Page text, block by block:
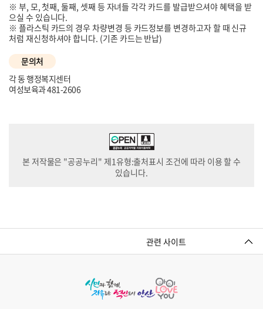
※ 부, 모, 첫째, 둘째, 셋째 등 자녀들 각각 카드를 발급받으셔야 혜택을 받
으실 수 있습니다.
※ 플라스틱 카드의 경우 차량변경 등 카드정보를 변경하고자 할 때 신규
처럼 재신청하셔야 합니다. (기존 카드는 반납)
문의처
각 동 행정복지센터
여성보육과 481-2606
본 저작물은 "공공누리" 제1유형:출처표시 조건에 따라 이용 할 수
있습니다.
관련 사이트